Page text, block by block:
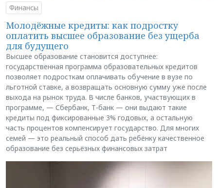
Финансы
Молодёжные кредиты: как подростку
оплатить высшее образование без ущерба
для будущего
Высшее образование становится доступнее:
государственная программа образовательных кредитов
позволяет подросткам оплачивать обучение в вузе по
льготной ставке, а возвращать основную сумму уже после
выхода на рынок труда. В числе банков, участвующих в
программе, — Сбербанк, Т-банк — они выдают такие
кредиты под фиксированные 3% годовых, а остальную
часть процентов компенсирует государство. Для многих
семей — это реальный способ дать ребёнку качественное
образование без серьёзных финансовых затрат